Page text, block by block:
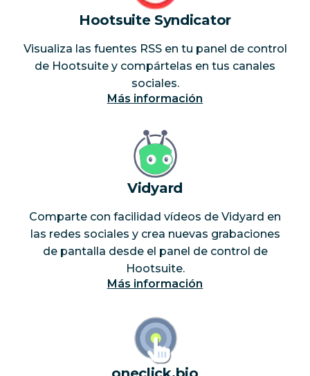
Hootsuite Syndicator
Visualiza las fuentes RSS en tu panel de control
de Hootsuite y compártelas en tus canales
sociales.
Más información
Vidyard
Comparte con facilidad vídeos de Vidyard en
las redes sociales y crea nuevas grabaciones
de pantalla desde el panel de control de
Hootsuite.
Más información